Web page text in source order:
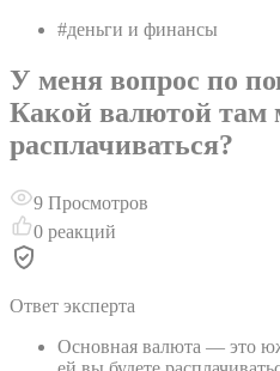
#деньги и финансы
У меня вопрос по
Какой валютой там
расплачиваться?
9 Просмотров
0 реакций
Ответ эксперта
Основная валюта — это